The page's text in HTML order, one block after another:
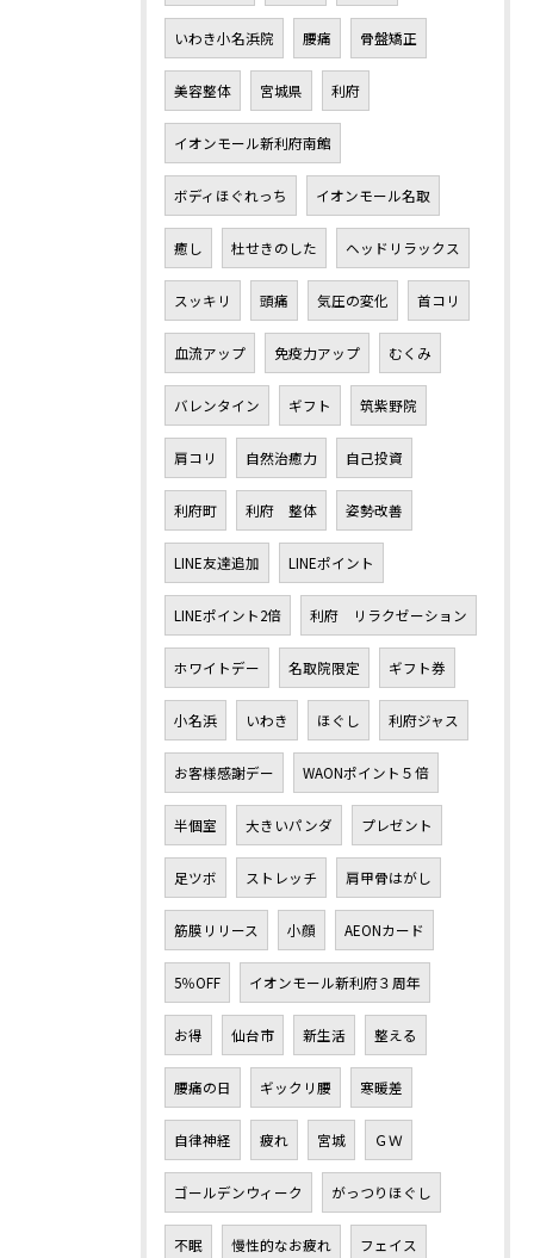
いわき小名浜院 腰痛 骨盤矯正
美容整体 宮城県 利府
イオンモール新利府南館
ボディほぐれっち イオンモール名取
癒し 杜せきのした ヘッドリラックス
スッキリ 頭痛 気圧の変化 首コリ
血流アップ 免疫力アップ むくみ
バレンタイン ギフト 筑紫野院
肩コリ 自然治癒力 自己投資
利府町 利府 整体 姿勢改善
LINE友達追加 LINEポイント
LINEポイント2倍 利府 リラクゼーション
ホワイトデー 名取院限定 ギフト券
小名浜 いわき ほぐし 利府ジャス
お客様感謝デー WAONポイント５倍
半個室 大きいパンダ プレゼント
足ツボ ストレッチ 肩甲骨はがし
筋膜リリース 小顔 AEONカード
5％OFF イオンモール新利府３周年
お得 仙台市 新生活 整える
腰痛の日 ギックリ腰 寒暖差
自律神経 疲れ 宮城 ＧＷ
ゴールデンウィーク がっつりほぐし
不眠 慢性的なお疲れ フェイス